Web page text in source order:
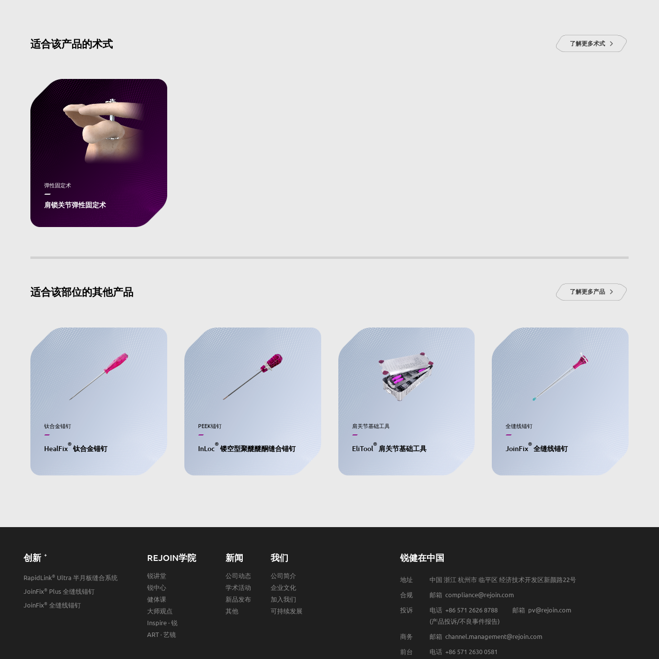
适合该产品的术式 了解更多术式
弹性固定术
肩锁关节弹性固定术
适合该部位的其他产品 了解更多产品
钛合金锚钉
HealFix
®
钛合金锚钉
PEEK锚钉
InLoc
®
镂空型聚醚醚酮缝合锚钉
肩关节基础工具
EliTool
®
肩关节基础工具
全缝线锚钉
JoinFix
®
全缝线锚钉
创新 +
RapidLink® Ultra 半月板缝合系统
JoinFix® Plus 全缝线锚钉
JoinFix® 全缝线锚钉
REJOIN学院
锐讲堂
锐中心
健体课
大师观点
Inspire · 锐
ART · 艺镜
新闻
公司动态
学术活动
新品发布
其他
我们
公司简介
企业文化
加入我们
可持续发展
锐健在中国
地址
中国 浙江 杭州市 临平区 经济技术开发区新颜路22号
合规
邮箱 compliance@rejoin.com
投诉
电话 +86 571 2626 8788
邮箱 pv@rejoin.com
(产品投诉/不良事件报告)
商务
邮箱 channel.management@rejoin.com
前台
电话 +86 571 2630 0581